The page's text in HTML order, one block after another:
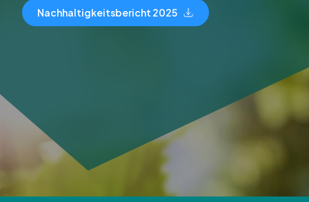
Nachhaltigkeitsbericht 2025